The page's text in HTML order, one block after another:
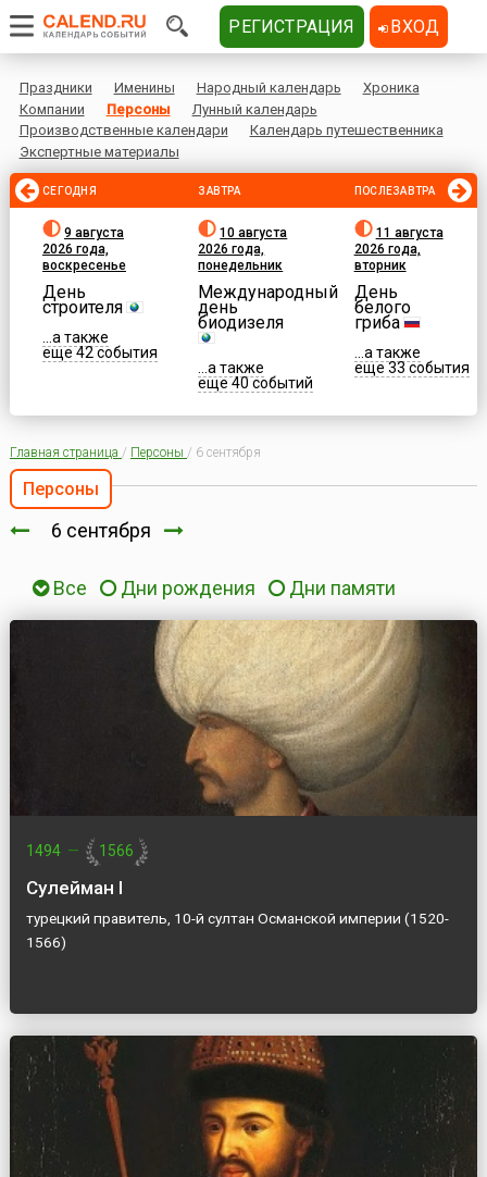
Праздники Именины Народный календарь
Хроника
Компании
Персоны
Лунный календарь
Производственные календари
Календарь путешественника
Экспертные материалы
СЕГОДНЯ
9 августа
2026 года,
воскресенье
День
строителя
...а также
еще 42 события
ЗАВТРА
10 августа
2026 года,
понедельник
Международный
день
биодизеля
...а также
еще 40 событий
ПОСЛЕЗАВТРА
11 августа
2026 года,
вторник
День
белого
гриба
...а также
еще 33 события
Главная страница / Персоны / 6 сентября
Персоны
6 сентября
Все Дни рождения Дни памяти
1494 — 1566
Сулейман I
турецкий правитель, 10-й султан Османской империи (1520-
1566)
РЕГИСТРАЦИЯ ВХОД